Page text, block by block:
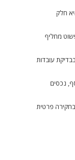
חלק
מחליף
עובדות
נכסים
פרטית